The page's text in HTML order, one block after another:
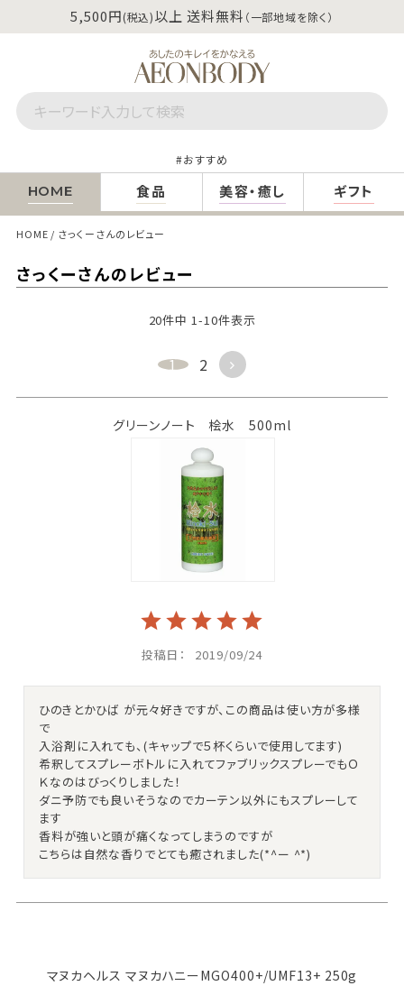
5,500円(税込)以上 送料無料 （一部地域を除く）
おすすめ
HOME 食品 美容・癒し ギフト
HOME さっくーさんのレビュー
さっくーさんのレビュー
20件中 1 -10件表示
1 2
グリーンノート 桧水 500ml
投稿日 2019/09/24
ひのきとかひば が元々好きですが、この商品は使い方が多様
で
入浴剤に入れても、(キャップで５杯くらいで使用してます)
希釈してスプレーボトルに入れてファブリックスプレーでもＯ
Ｋなのはびっくりしました！
ダニ予防でも良いそうなのでカーテン以外にもスプレーして
ます
香料が強いと頭が痛くなってしまうのですが
こちらは自然な香りでとても癒されました(*^ー ^*)
マヌカヘルス マヌカハニーMGO400+/UMF13+ 250g